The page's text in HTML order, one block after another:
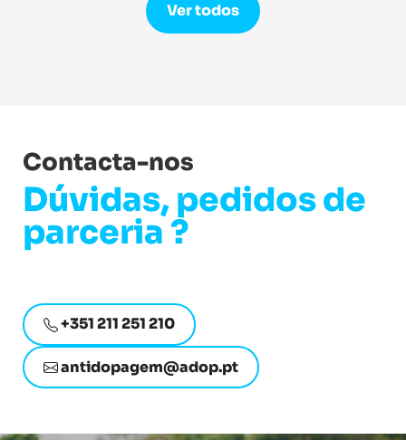
Ver todos
Contacta-nos
Dúvidas, pedidos de
parceria ?
+351 211 251 210
antidopagem@adop.pt